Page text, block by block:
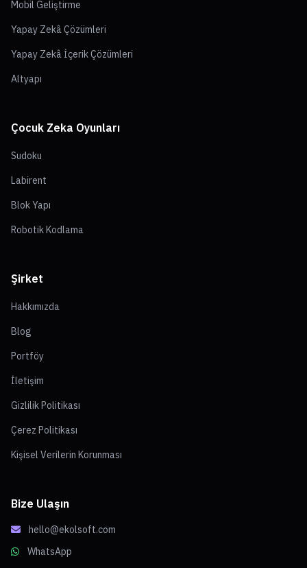
Mobil Geliştirme
Yapay Zekâ Çözümleri
Yapay Zekâ İçerik Çözümleri
Altyapı
Çocuk Zeka Oyunları
Sudoku
Labirent
Blok Yapı
Robotik Kodlama
Şirket
Hakkımızda
Blog
Portföy
İletişim
Gizlilik Politikası
Çerez Politikası
Kişisel Verilerin Korunması
Bize Ulaşın
hello@ekolsoft.com
WhatsApp